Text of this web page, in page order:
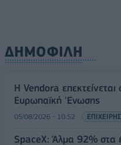
ΔΗΜΟΦΙΛΗ
Η Vendora
Ευρωπαϊκή 'Ενωσης
05/08/2026 - 10:52
SpaceX: Άλμα 92% στα